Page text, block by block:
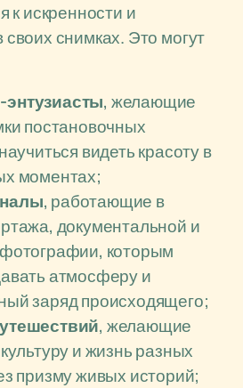
к искренности и
своих снимках. Это могут
, желающие
постановочных
видеть красоту в
моментах;
, работающие в
документальной и
которым
атмосферу и
заряд происходящего;
, желающие
и жизнь разных
призму живых историй;